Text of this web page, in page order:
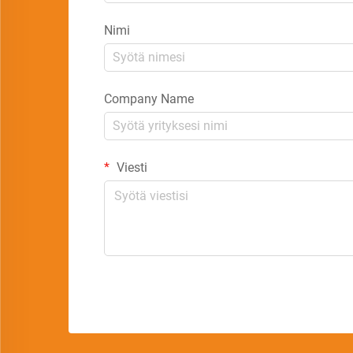
Nimi
Company Name
Viesti